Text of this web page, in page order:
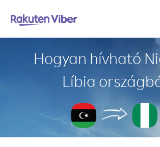
Hogyan hívható
Líbia